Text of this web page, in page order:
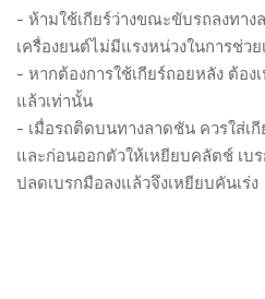
- ห้ามใช้เกียร์ว่างขณะขับรถลงทาง
เครื่องยนต์ไม่มีแรงหน่วงในการช่วย
- หากต้องการใช้เกียร์ถอยหลัง ต้อง
แล้วเท่านั้น
- เมื่อรถติดบนทางลาดชัน ควรใส่เ
และก่อนออกตัวให้เหยียบคลัตช์ เบ
ปลดเบรกมือลงแล้วจึงเหยียบคันเร่ง